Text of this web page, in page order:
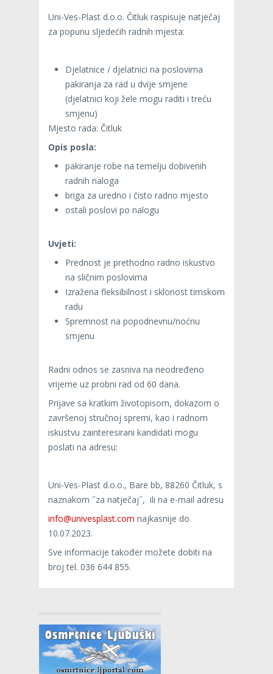
Uni-Ves-Plast d.o.o. Čitluk raspisuje natječaj
za popunu sljedećih radnih mjesta:
Djelatnice / djelatnici na poslovima
pakiranja za rad u dvije smjene
(djelatnici koji žele mogu raditi i treću
smjenu)
Mjesto rada: Čitluk
Opis posla:
pakiranje robe na temelju dobivenih
radnih naloga
briga za uredno i čisto radno mjesto
ostali poslovi po nalogu
Uvjeti:
Prednost je prethodno radno iskustvo
na sličnim poslovima
Izražena fleksibilnost i sklonost timskom
radu
Spremnost na popodnevnu/noćnu
smjenu
Radni odnos se zasniva na neodređeno
vrijeme uz probni rad od 60 dana.
Prijave sa kratkim životopisom, dokazom o
završenoj stručnoj spremi, kao i radnom
iskustvu zainteresirani kandidati mogu
poslati na adresu:
Uni-Ves-Plast d.o.o., Bare bb, 88260 Čitluk, s
naznakom ˝za natječaj˝, ili na e-mail adresu
info@univesplast.com najkasnije do
10.07.2023.
Sve informacije također možete dobiti na
broj tel. 036 644 855.